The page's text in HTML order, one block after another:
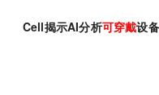
Cell揭示AI分析可穿戴设